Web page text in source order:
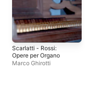
Scarlatti - Rossi:
Opere per Organo
Marco Ghirotti